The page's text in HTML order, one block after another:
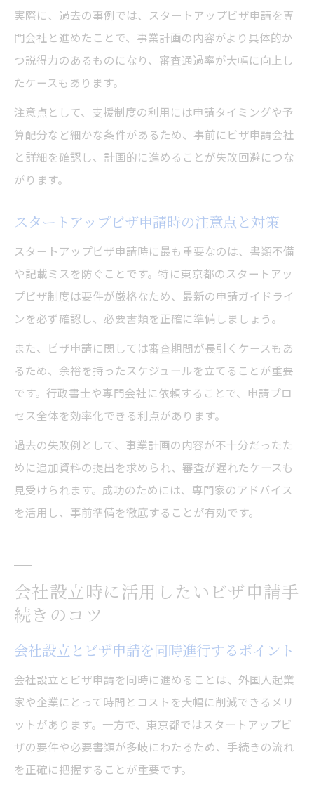
実際に、過去の事例では、スタートアップビザ申請を専
門会社と進めたことで、事業計画の内容がより具体的か
つ説得力のあるものになり、審査通過率が大幅に向上し
たケースもあります。
注意点として、支援制度の利用には申請タイミングや予
算配分など細かな条件があるため、事前にビザ申請会社
と詳細を確認し、計画的に進めることが失敗回避につな
がります。
スタートアップビザ申請時の注意点と対策
スタートアップビザ申請時に最も重要なのは、書類不備
や記載ミスを防ぐことです。特に東京都のスタートアッ
プビザ制度は要件が厳格なため、最新の申請ガイドライ
ンを必ず確認し、必要書類を正確に準備しましょう。
また、ビザ申請に関しては審査期間が長引くケースもあ
るため、余裕を持ったスケジュールを立てることが重要
です。行政書士や専門会社に依頼することで、申請プロ
セス全体を効率化できる利点があります。
過去の失敗例として、事業計画の内容が不十分だったた
めに追加資料の提出を求められ、審査が遅れたケースも
見受けられます。成功のためには、専門家のアドバイス
を活用し、事前準備を徹底することが有効です。
会社設立時に活用したいビザ申請手
続きのコツ
会社設立とビザ申請を同時進行するポイント
会社設立とビザ申請を同時に進めることは、外国人起業
家や企業にとって時間とコストを大幅に削減できるメリ
ットがあります。一方で、東京都ではスタートアップビ
ザの要件や必要書類が多岐にわたるため、手続きの流れ
を正確に把握することが重要です。